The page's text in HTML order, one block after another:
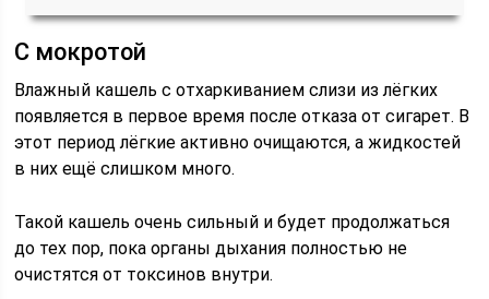
С мокротой
Влажный кашель с отхаркиванием слизи из лёгких
появляется в первое время после отказа от сигарет. В
этот период лёгкие активно очищаются, а жидкостей
в них ещё слишком много.
Такой кашель очень сильный и будет продолжаться
до тех пор, пока органы дыхания полностью не
очистятся от токсинов внутри.